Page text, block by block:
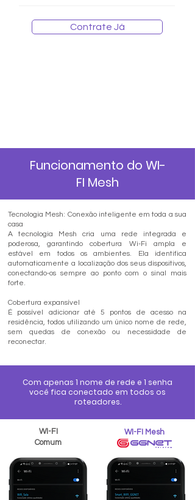
Contrate Já
Funcionamento do WI-
FI Mesh
Tecnologia Mesh: Conexão inteligente em toda a sua
casa
A tecnologia Mesh cria uma rede integrada e
poderosa, garantindo cobertura Wi-Fi ampla e
estável em todos os ambientes. Ela identifica
automaticamente a localização dos seus dispositivos,
conectando-os sempre ao ponto com o sinal mais
forte.
Cobertura expansível
É possível adicionar até 5 pontos de acesso na
residência, todos utilizando um único nome de rede,
sem quedas de conexão ou necessidade de
reconectar.
Com apenas 1 nome de rede e 1 senha
você fica conectado em todos os
roteadores.
WI-FI
Comum
WI-FI Mesh